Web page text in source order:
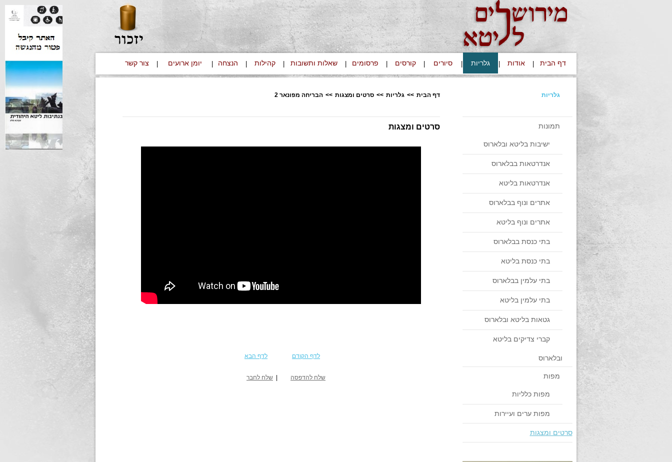
דף הבית אודות גלריות סיורים קורסים פרסומים שאלות ותשובות קהילות הנצחה יומן ארועים צור קשר
גלריות
תמונות
ישיבות בליטא ובלארוס
אנדרטאות בבלארוס
אנדרטאות בליטא
אתרים ונוף בבלארוס
אתרים ונוף בליטא
בתי כנסת בבלארוס
בתי כנסת בליטא
בתי עלמין בבלארוס
בתי עלמין בליטא
גטאות בליטא ובלארוס
קברי צדיקים בליטא
ובלארוס
מפות
מפות כלליות
מפות ערים ועיירות
סרטים ומצגות
דף הבית >> גלריות >> סרטים ומצגות >> הבריחה מפונאר 2
סרטים ומצגות
לדף הקודם לדף הבא
שלח להדפסה שלח לחבר